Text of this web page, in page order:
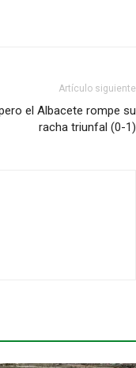
Artículo siguiente
el Albacete rompe su
racha triunfal (0-1)